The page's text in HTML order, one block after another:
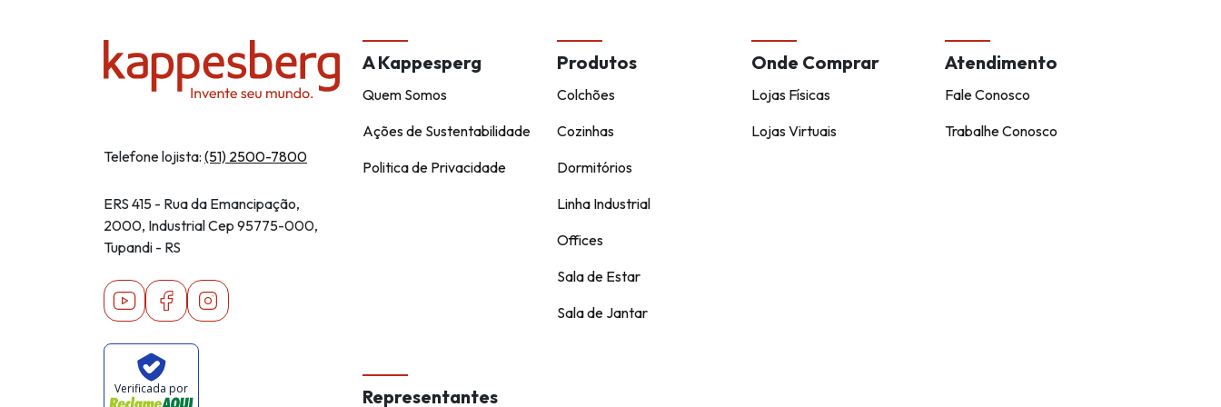
Telefone lojista: (51) 2500-7800
ERS 415 - Rua da Emancipação,
2000, Industrial Cep 95775-000,
Tupandi - RS
YoutubeFacebookInstagram
Verificada por
A Kappesperg
Quem Somos
Ações de Sustentabilidade
Politica de Privacidade
Produtos
Colchões
Cozinhas
Dormitórios
Linha Industrial
Offices
Sala de Estar
Sala de Jantar
Onde Comprar
Lojas Físicas
Lojas Virtuais
Atendimento
Fale Conosco
Trabalhe Conosco
Representantes